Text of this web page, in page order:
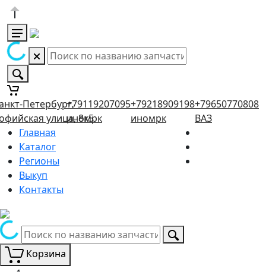
Петербург,
улица, 8к5
+79119207095
иномрк
+79218909198
иномрк
+79650770808
ВАЗ
Главная
Каталог
Регионы
Выкуп
Контакты
Корзина